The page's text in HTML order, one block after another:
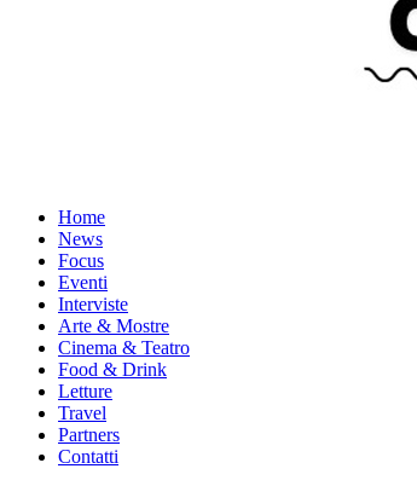
Home
News
Focus
Eventi
Interviste
Arte & Mostre
Cinema & Teatro
Food & Drink
Letture
Travel
Partners
Contatti